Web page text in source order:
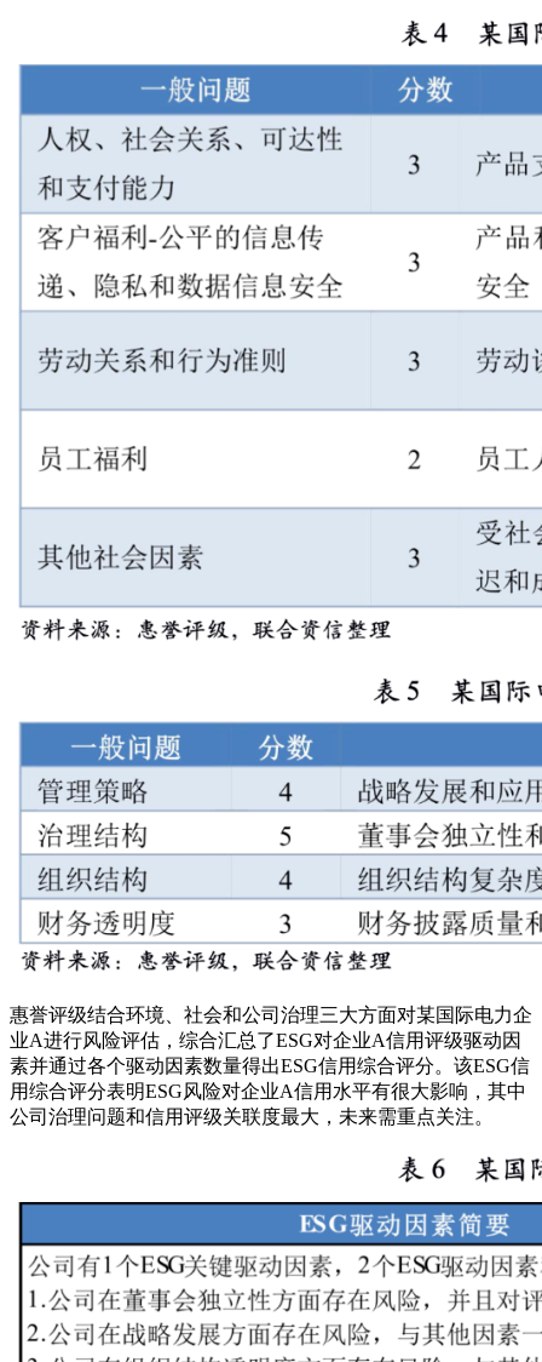
惠誉评级结合环境、社会和公司治理三大方面对某国际电力企
业A进行风险评估，综合汇总了ESG对企业A信用评级驱动因
素并通过各个驱动因素数量得出ESG信用综合评分。该ESG信
用综合评分表明ESG风险对企业A信用水平有很大影响，其中
公司治理问题和信用评级关联度最大，未来需重点关注。